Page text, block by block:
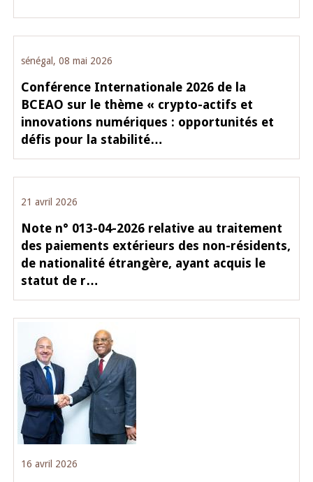
sénégal, 08 mai 2026
Conférence Internationale 2026 de la
BCEAO sur le thème « crypto-actifs et
innovations numériques : opportunités et
défis pour la stabilité…
21 avril 2026
Note n° 013-04-2026 relative au traitement
des paiements extérieurs des non-résidents,
de nationalité étrangère, ayant acquis le
statut de r…
16 avril 2026